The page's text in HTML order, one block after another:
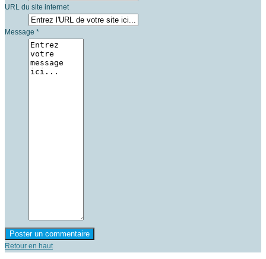
URL du site internet
Message *
Retour en haut